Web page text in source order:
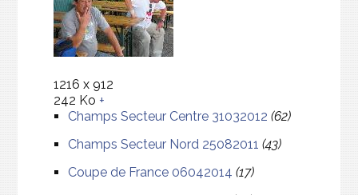
1216 x 912
242 Ko +
Champs Secteur Centre 31032012 (62)
Champs Secteur Nord 25082011 (43)
Coupe de France 06042014 (17)